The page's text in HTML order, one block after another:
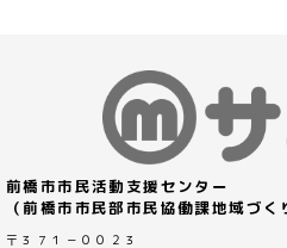
前橋市市民活動支援センター
（前橋市市民部市民協働課地域づく
〒３７１－００２３